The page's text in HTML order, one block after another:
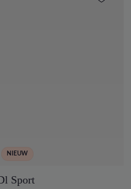
NIEUW
Sport